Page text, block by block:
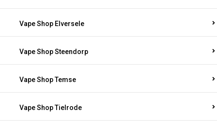
Vape Shop Elversele
Vape Shop Steendorp
Vape Shop Temse
Vape Shop Tielrode